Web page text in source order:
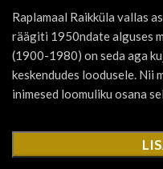
Raplamaal Raikküla vallas
räägiti 1950ndate alguses
(1900-1980) on seda aga
keskendudes loodusele. Nii
inimesed loomuliku osana